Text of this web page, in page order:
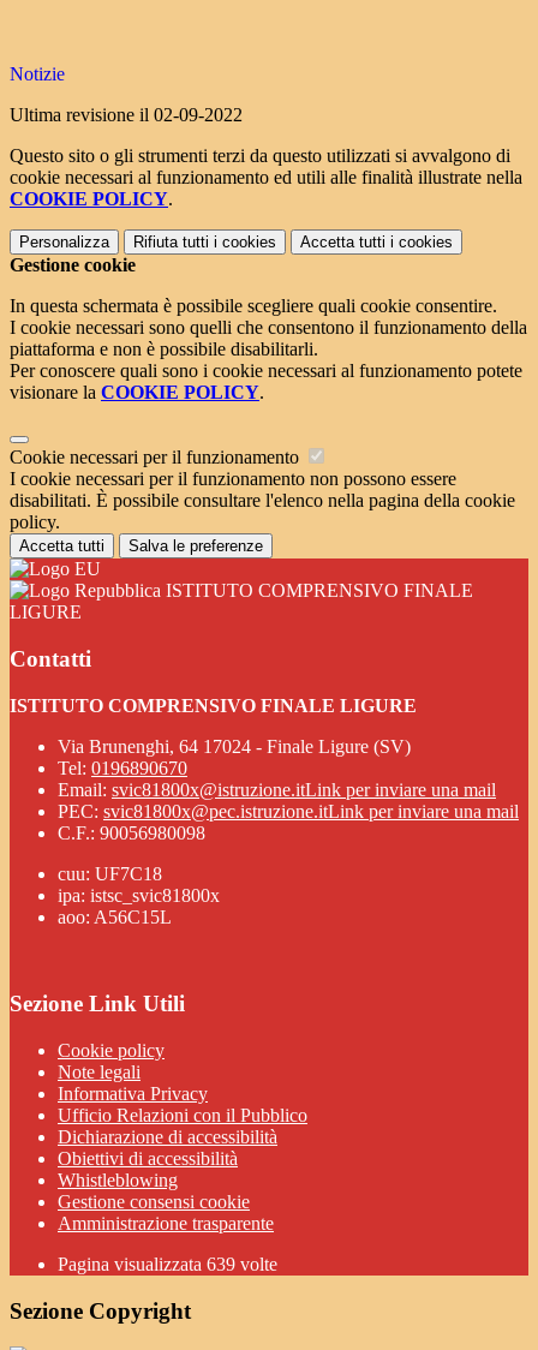
Notizie
Ultima revisione il 02-09-2022
Questo sito o gli strumenti terzi da questo utilizzati si avvalgono di
cookie necessari al funzionamento ed utili alle finalità illustrate nella
COOKIE POLICY.
Personalizza Rifiuta tutti i cookies Accetta tutti i cookies
Gestione cookie
In questa schermata è possibile scegliere quali cookie consentire.
I cookie necessari sono quelli che consentono il funzionamento della
piattaforma e non è possibile disabilitarli.
Per conoscere quali sono i cookie necessari al funzionamento potete
visionare la COOKIE POLICY.
Cookie necessari per il funzionamento
I cookie necessari per il funzionamento non possono essere
disabilitati. È possibile consultare l'elenco nella pagina della cookie
policy.
Accetta tutti Salva le preferenze
ISTITUTO COMPRENSIVO FINALE
LIGURE
Contatti
ISTITUTO COMPRENSIVO FINALE LIGURE
Via Brunenghi, 64 17024 - Finale Ligure (SV)
Tel: 0196890670
Email: svic81800x@istruzione.itLink per inviare una mail
PEC: svic81800x@pec.istruzione.itLink per inviare una mail
C.F.: 90056980098
cuu: UF7C18
ipa: istsc_svic81800x
aoo: A56C15L
Sezione Link Utili
Cookie policy
Note legali
Informativa Privacy
Ufficio Relazioni con il Pubblico
Dichiarazione di accessibilità
Obiettivi di accessibilità
Whistleblowing
Gestione consensi cookie
Amministrazione trasparente
Pagina visualizzata 639 volte
Sezione Copyright